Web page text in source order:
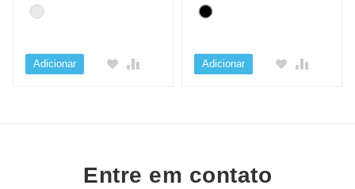
Adicionar Adicionar
Entre em contato